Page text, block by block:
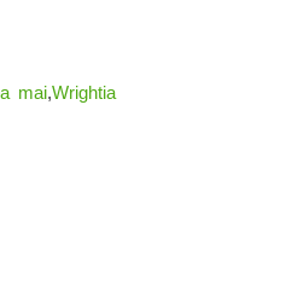
mai,Wrightia